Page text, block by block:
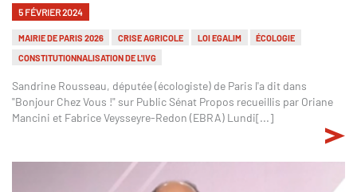
5 FÉVRIER 2024
MAIRIE DE PARIS 2026 CRISE AGRICOLE LOI EGALIM
ÉCOLOGIE
CONSTITUTIONNALISATION DE L'IVG
Sandrine Rousseau, députée (écologiste) de Paris l'a dit dans
"Bonjour Chez Vous !" sur Public Sénat Propos recueillis par Oriane
Mancini et Fabrice Veysseyre-Redon (EBRA) Lundi[...]